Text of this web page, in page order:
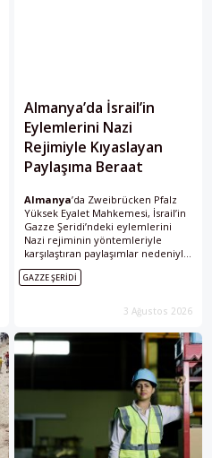
Almanya’da İsrail’in
Eylemlerini Nazi
Rejimiyle Kıyaslayan
Paylaşıma Beraat
Almanya’da Zweibrücken Pfalz
Yüksek Eyalet Mahkemesi, İsrail’in
Gazze Şeridi’ndeki eylemlerini
Nazi rejiminin yöntemleriyle
karşılaştıran paylaşımlar nedeniyle
para cezasına çarptırılan bir
Instagram kullanıcısını beraat
sembollerinin her kullanımının
GAZZE ŞERIDI
3 Ağustos 2026